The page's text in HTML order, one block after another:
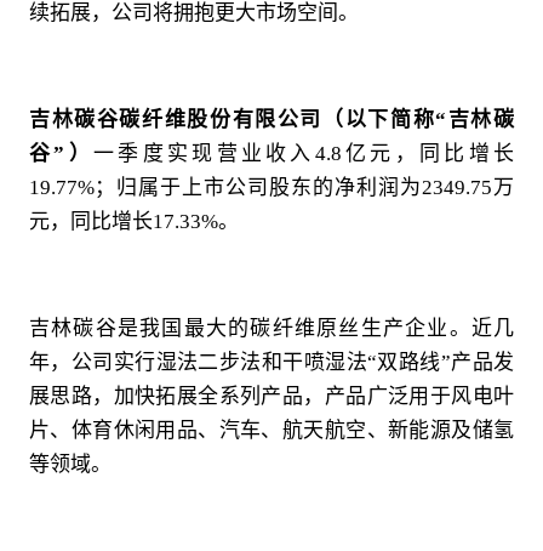
续拓展，公司将拥抱更大市场空间。
吉林碳谷碳纤维股份有限公司（以下简称“吉林碳
谷”） 一季度实现营业收入4.8亿元，同比增长
19.77%；归属于上市公司股东的净利润为2349.75万
元，同比增长17.33%。
吉林碳谷是我国最大的碳纤维原丝生产企业。近几
年，公司实行湿法二步法和干喷湿法“双路线”产品发
展思路，加快拓展全系列产品，产品广泛用于风电叶
片、体育休闲用品、汽车、航天航空、新能源及储氢
等领域。